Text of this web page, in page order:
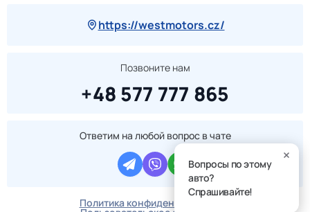
https://westmotors.cz/
Позвоните нам
+48 577 777 865
Ответим на любой вопрос в чате
Политика конфиденциальности
Вопросы по этому
авто?
Спрашивайте!